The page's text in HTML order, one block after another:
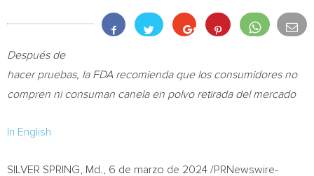
Después de
hacer pruebas, la FDA recomienda que los consumidores no
compren ni consuman canela en polvo retirada del mercado
In English
SILVER SPRING, Md. 6 de marzo de 2024 /PRNewswire-